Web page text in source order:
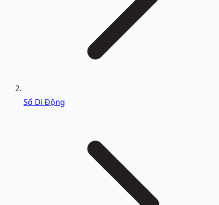
Số Di Động